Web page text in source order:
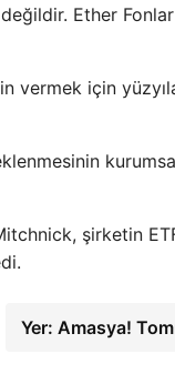
Ether Fonlar
vermek için
şirketin
Yer: Amasya!